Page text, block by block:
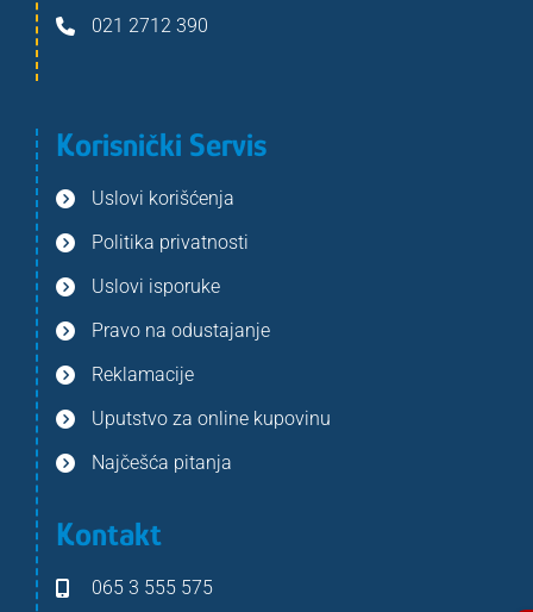
021 2712 390
Korisnički Servis
Uslovi korišćenja
Politika privatnosti
Uslovi isporuke
Pravo na odustajanje
Reklamacije
Uputstvo za online kupovinu
Najčešća pitanja
Kontakt
065 3 555 575